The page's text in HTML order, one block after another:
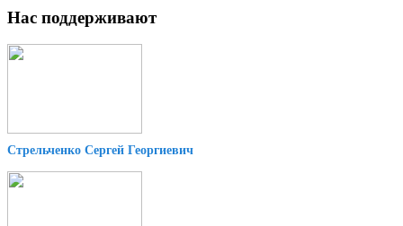
Нас поддерживают
Стрельченко Сергей Георгиевич